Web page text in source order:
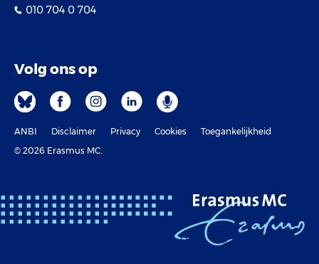
010 704 0 704
Volg ons op
ANBI Disclaimer Privacy Cookies
Toegankelijkheid
© 2026 Erasmus MC.